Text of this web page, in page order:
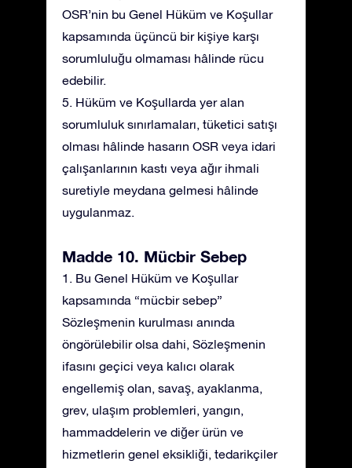
OSR’nin bu Genel Hüküm ve Koşullar
kapsamında üçüncü bir kişiye karşı
sorumluluğu olmaması hâlinde rücu
edebilir.
5. Hüküm ve Koşullarda yer alan
sorumluluk sınırlamaları, tüketici satışı
olması hâlinde hasarın OSR veya idari
çalışanlarının kastı veya ağır ihmali
suretiyle meydana gelmesi hâlinde
uygulanmaz.
Madde 10. Mücbir Sebep
1. Bu Genel Hüküm ve Koşullar
kapsamında “mücbir sebep”
Sözleşmenin kurulması anında
öngörülebilir olsa dahi, Sözleşmenin
ifasını geçici veya kalıcı olarak
engellemiş olan, savaş, ayaklanma,
grev, ulaşım problemleri, yangın,
hammaddelerin ve diğer ürün ve
hizmetlerin genel eksikliği, tedarikçiler